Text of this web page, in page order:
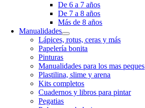
De 6 a 7 años
De 7 a 8 años
Más de 8 años
Manualidades
Lápices, rotus, ceras y más
Papelería bonita
Pinturas
Manualidades para los mas peques
Plastilina, slime y arena
Kits completos
Cuadernos y libros para pintar
Pegatias